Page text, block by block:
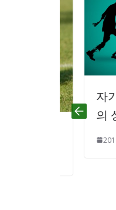
자기 연
의 상관
2016년 4